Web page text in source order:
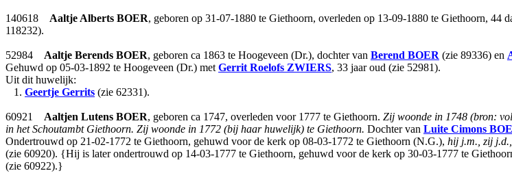
140618 Aaltje Alberts BOER, geboren op 31-07-1880 te Giethoorn, overleden op 13-09-1880 te Giethoorn, 44
118232).
52984 Aaltje Berends BOER, geboren ca 1863 te Hoogeveen (Dr.), dochter van Berend BOER (zie 89336) en
Gehuwd op 05-03-1892 te Hoogeveen (Dr.) met Gerrit Roelofs ZWIERS, 33 jaar oud (zie 52981).
Uit dit huwelijk:
1. Geertje Gerrits (zie 62331).
60921 Aaltjen Lutens BOER, geboren ca 1747, overleden voor 1777 te Giethoorn. Zij woonde in 1748 (bron:
in het Schoutambt Giethoorn. Zij woonde in 1772 (bij haar huwelijk) te Giethoorn. Dochter van Luite Cimons
Ondertrouwd op 21-02-1772 te Giethoorn, gehuwd voor de kerk op 08-03-1772 te Giethoorn (N.G.), hij j.m., zij
(zie 60920). {Hij is later ondertrouwd op 14-03-1777 te Giethoorn, gehuwd voor de kerk op 30-03-1777 te
(zie 60922).}